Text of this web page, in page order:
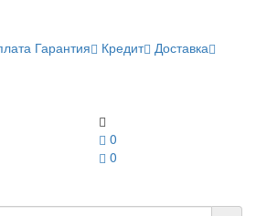
Гарантия Кредит Доставка
0
0